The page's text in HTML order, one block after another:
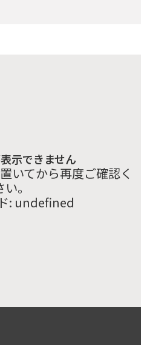
示できません
いてから再度ご確認く
。
: undefined